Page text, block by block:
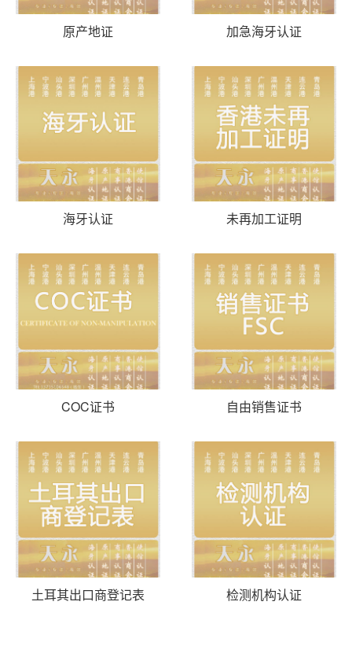
原产地证 加急海牙认证
海牙认证 未再加工证明
COC证书 自由销售证书
土耳其出口商登记表 检测机构认证